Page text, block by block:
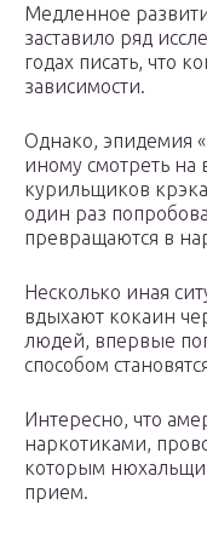
Медленное
заставило ряд
годах писать, что
зависимости.
Однако, эпидемия
иному смотреть на
курильщиков
один раз
превращаются в
Несколько иная
вдыхают кокаин
людей, впервые
способом
Интересно, что
наркотиками,
которым
прием.